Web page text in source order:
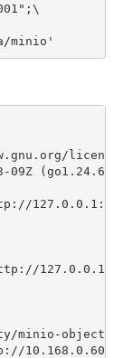
09Z (go1.24.6
http://
minio-object-